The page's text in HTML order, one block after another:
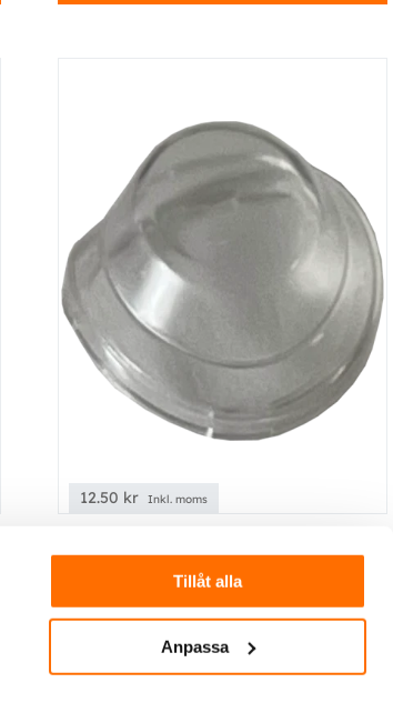
Tillåt alla
Anpassa
12.50 kr Inkl. moms
Skyddsgummi till strömbrytare
Skyddsgummi för montering på flera
av våra brytare